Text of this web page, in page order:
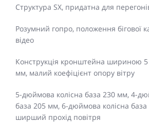
Структура SX, придатна для
Розумний гопро, положення бігової
відео
Конструкція кронштейна шириною
мм, малий коефіцієнт опору вітру
5-дюймова колісна база 230 мм, 4-
база 205 мм, 6-дюймова колісна
ширший прохід повітря